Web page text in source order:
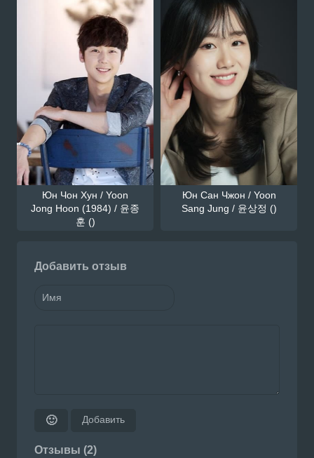
Юн Чон Хун / Yoon
Jong Hoon (1984) / 윤종
훈 ()
Юн Сан Чжон / Yoon
Sang Jung / 윤상정 ()
Добавить отзыв
🙂 Добавить
Отзывы (2)